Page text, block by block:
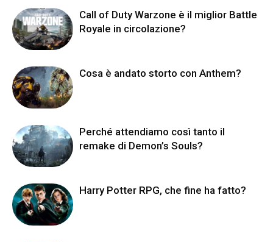
Call of Duty Warzone è il miglior Battle
Royale in circolazione?
Cosa è andato storto con Anthem?
Perché attendiamo così tanto il
remake di Demon’s Souls?
Harry Potter RPG, che fine ha fatto?